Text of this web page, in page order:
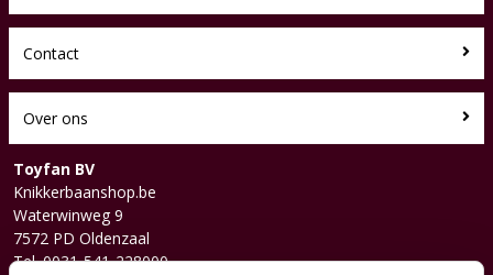
Contact
Over ons
Toyfan BV
Knikkerbaanshop.be
Waterwinweg 9
7572 PD Oldenzaal
Tel. 0031-541-228000